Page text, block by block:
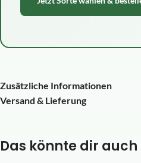
Zusätzliche Informationen
Versand & Lieferung
Das könnte dir